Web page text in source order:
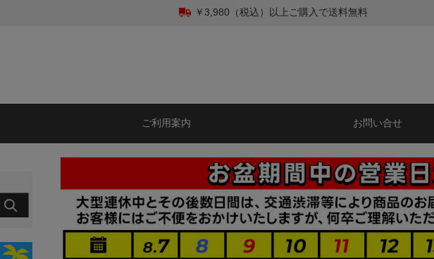
￥3,980（税込）以上ご購入で送料無料
ご利用案内 お問い合せ